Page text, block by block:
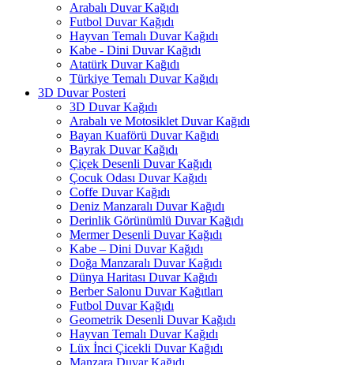
Arabalı Duvar Kağıdı
Futbol Duvar Kağıdı
Hayvan Temalı Duvar Kağıdı
Kabe - Dini Duvar Kağıdı
Atatürk Duvar Kağıdı
Türkiye Temalı Duvar Kağıdı
3D Duvar Posteri
3D Duvar Kağıdı
Arabalı ve Motosiklet Duvar Kağıdı
Bayan Kuaförü Duvar Kağıdı
Bayrak Duvar Kağıdı
Çiçek Desenli Duvar Kağıdı
Çocuk Odası Duvar Kağıdı
Coffe Duvar Kağıdı
Deniz Manzaralı Duvar Kağıdı
Derinlik Görünümlü Duvar Kağıdı
Mermer Desenli Duvar Kağıdı
Kabe – Dini Duvar Kağıdı
Doğa Manzaralı Duvar Kağıdı
Dünya Haritası Duvar Kağıdı
Berber Salonu Duvar Kağıtları
Futbol Duvar Kağıdı
Geometrik Desenli Duvar Kağıdı
Hayvan Temalı Duvar Kağıdı
Lüx İnci Çicekli Duvar Kağıdı